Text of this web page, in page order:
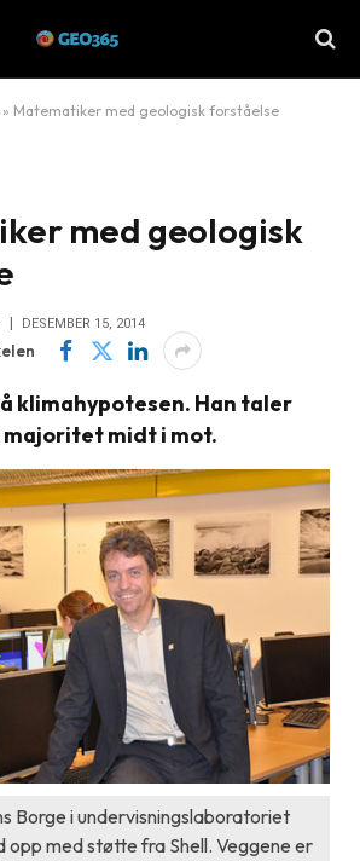
» Matematiker med geologisk forståelse
med geologisk
DESEMBER 15, 2014
klimahypotesen. Han taler
midt i mot.
Borge i undervisningslaboratoriet
opp med støtte fra Shell. Veggene er